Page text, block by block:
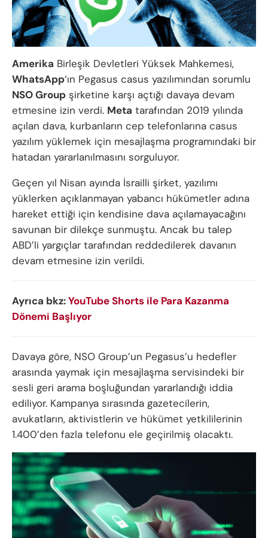
Amerika Birleşik Devletleri Yüksek Mahkemesi,
WhatsApp‘ın Pegasus casus yazılımından sorumlu
NSO Group şirketine karşı açtığı davaya devam
etmesine izin verdi. Meta tarafından 2019 yılında
açılan dava, kurbanların cep telefonlarına casus
yazılım yüklemek için mesajlaşma programındaki bir
hatadan yararlanılmasını sorguluyor.
Geçen yıl Nisan ayında İsrailli şirket, yazılımı
yüklerken açıklanmayan yabancı hükümetler adına
hareket ettiği için kendisine dava açılamayacağını
savunan bir dilekçe sunmuştu. Ancak bu talep
ABD’li yargıçlar tarafından reddedilerek davanın
devam etmesine izin verildi.
Ayrıca bkz:YouTube Shorts ile Para Kazanma
Dönemi Başlıyor
Davaya göre, NSO Group’un Pegasus’u hedefler
arasında yaymak için mesajlaşma servisindeki bir
sesli geri arama boşluğundan yararlandığı iddia
ediliyor. Kampanya sırasında gazetecilerin,
avukatların, aktivistlerin ve hükümet yetkililerinin
1.400’den fazla telefonu ele geçirilmiş olacaktı.